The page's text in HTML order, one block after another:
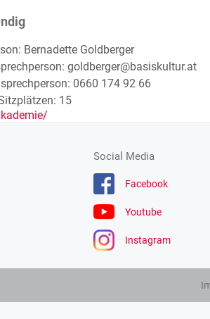
Bernadette Goldberger
goldberger@basiskultur.at
0660 174 92 66
15
Social Media
Facebook
Youtube
Instagram